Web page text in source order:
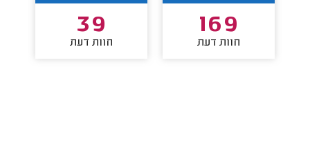
169
חוות דעת
39
חוות דעת